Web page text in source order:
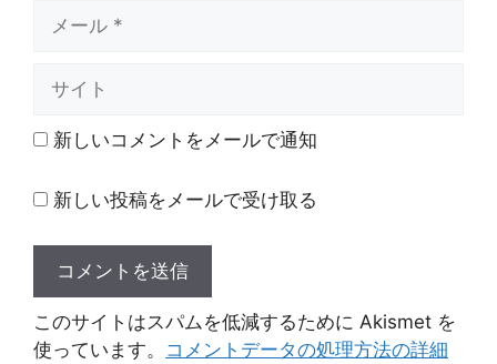
ト 新しいコメントをメールで通知
新しい投稿をメールで受け取る
このサイトはスパムを低減するために Akismet を
使っています。 コメントデータの処理方法の詳細